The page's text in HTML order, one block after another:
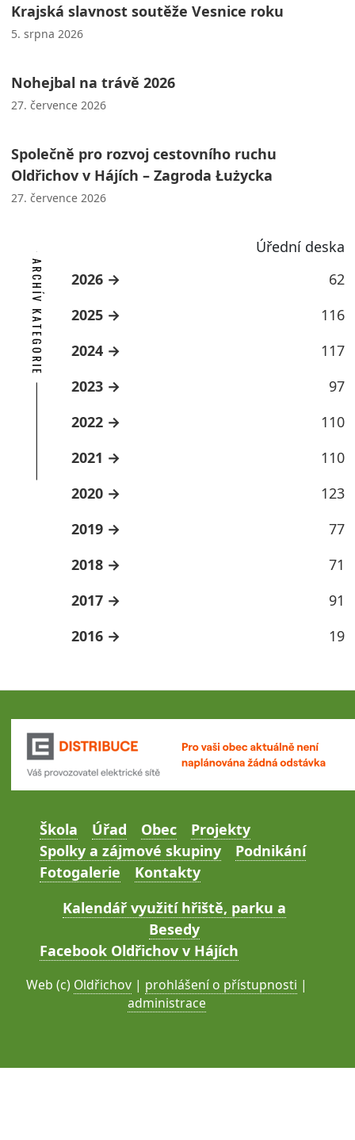
Krajská slavnost soutěže Vesnice roku
5. srpna 2026
Nohejbal na trávě 2026
27. července 2026
Společně pro rozvoj cestovního ruchu
Oldřichov v Hájích – Zagroda Łużycka
27. července 2026
Úřední deska
ARCHÍV KATEGORIE 2026
62
2025
116
2024
117
2023
97
2022
110
2021
110
2020
123
2019
77
2018
71
2017
91
2016
19
Škola Úřad Obec
Projekty
Spolky a zájmové skupiny
Podnikání
Fotogalerie
Kontakty
Kalendář využití hřiště, parku a
Besedy
Facebook Oldřichov v Hájích
Web (c) Oldřichov | prohlášení o přístupnosti |
administrace